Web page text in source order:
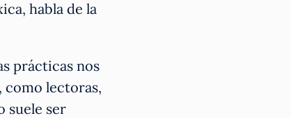
habla de la
prácticas nos
como lectoras,
suele ser